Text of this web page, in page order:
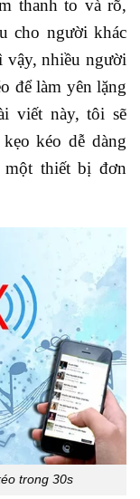
thanh to và rõ,
cho người khác
nhiều người
để làm yên lặng
viết này, tôi sẽ
kéo dễ dàng
một thiết bị đơn
trong 30s